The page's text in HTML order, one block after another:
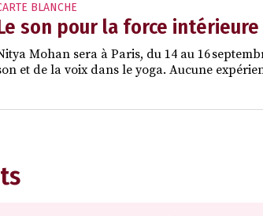
BLANCHE
son pour la force intérieure
Mohan sera à Paris, du 14 au 16
et de la voix dans le yoga. Aucune